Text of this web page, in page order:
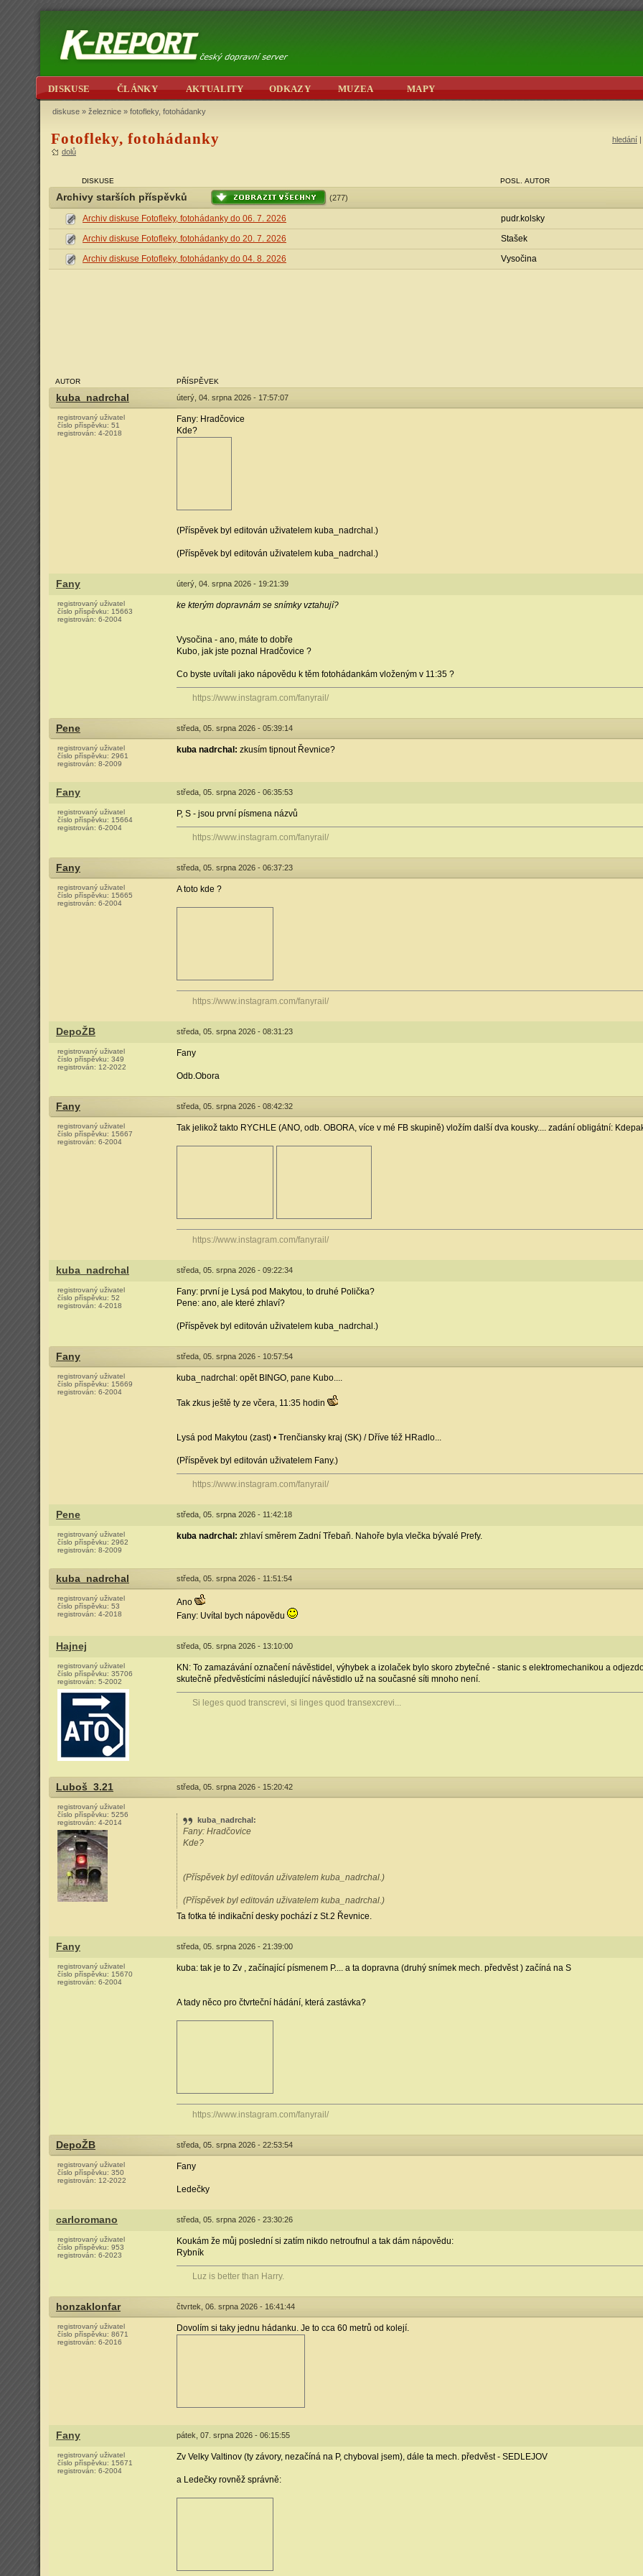
DISKUSE ČLÁNKY AKTUALITY ODKAZY MUZEA MAPY
diskuse » železnice » fotofleky, fotohádanky
Fotofleky, fotohádanky
dolů
hledání |
DISKUSE POSL. AUTOR
Archivy starších příspěvků (277)
Archiv diskuse Fotofleky, fotohádanky do 06. 7. 2026
pudr.kolsky
Archiv diskuse Fotofleky, fotohádanky do 20. 7. 2026
Stašek
Archiv diskuse Fotofleky, fotohádanky do 04. 8. 2026
Vysočina
AUTOR PŘÍSPĚVEK
kuba_nadrchal úterý, 04. srpna 2026 - 17:57:07
registrovaný uživatel
číslo příspěvku: 51
registrován: 4-2018
Fany: Hradčovice
Kde?
(Příspěvek byl editován uživatelem kuba_nadrchal.)
(Příspěvek byl editován uživatelem kuba_nadrchal.)
Fany úterý, 04. srpna 2026 - 19:21:39
registrovaný uživatel
číslo příspěvku: 15663
registrován: 6-2004
ke kterým dopravnám se snímky vztahují?
Vysočina - ano, máte to dobře
Kubo, jak jste poznal Hradčovice ?
Co byste uvítali jako nápovědu k těm fotohádankám vloženým v 11:35 ?
https://www.instagram.com/fanyrail/
Pene středa, 05. srpna 2026 - 05:39:14
registrovaný uživatel
číslo příspěvku: 2961
registrován: 8-2009
kuba nadrchal: zkusím tipnout Řevnice?
Fany středa, 05. srpna 2026 - 06:35:53
registrovaný uživatel
číslo příspěvku: 15664
registrován: 6-2004
P, S - jsou první písmena názvů
https://www.instagram.com/fanyrail/
Fany středa, 05. srpna 2026 - 06:37:23
registrovaný uživatel
číslo příspěvku: 15665
registrován: 6-2004
A toto kde ?
https://www.instagram.com/fanyrail/
DepoŽB středa, 05. srpna 2026 - 08:31:23
registrovaný uživatel
číslo příspěvku: 349
registrován: 12-2022
Fany
Odb.Obora
Fany středa, 05. srpna 2026 - 08:42:32
registrovaný uživatel
číslo příspěvku: 15667
registrován: 6-2004
Tak jelikož takto RYCHLE (ANO, odb. OBORA, více v mé FB skupině) vložím další dva kousky.... zadání obligátní:
https://www.instagram.com/fanyrail/
kuba_nadrchal středa, 05. srpna 2026 - 09:22:34
registrovaný uživatel
číslo příspěvku: 52
registrován: 4-2018
Fany: první je Lysá pod Makytou, to druhé Polička?
Pene: ano, ale které zhlaví?
(Příspěvek byl editován uživatelem kuba_nadrchal.)
Fany středa, 05. srpna 2026 - 10:57:54
registrovaný uživatel
číslo příspěvku: 15669
registrován: 6-2004
kuba_nadrchal: opět BINGO, pane Kubo....
Tak zkus ještě ty ze včera, 11:35 hodin
Lysá pod Makytou (zast) • Trenčiansky kraj (SK) / Dříve též HRadlo...
(Příspěvek byl editován uživatelem Fany.)
https://www.instagram.com/fanyrail/
Pene středa, 05. srpna 2026 - 11:42:18
registrovaný uživatel
číslo příspěvku: 2962
registrován: 8-2009
kuba nadrchal: zhlaví směrem Zadní Třebaň. Nahoře byla vlečka bývalé Prefy.
kuba_nadrchal středa, 05. srpna 2026 - 11:51:54
registrovaný uživatel
číslo příspěvku: 53
registrován: 4-2018
Ano
Fany: Uvítal bych nápovědu
Hajnej středa, 05. srpna 2026 - 13:10:00
registrovaný uživatel
číslo příspěvku: 35706
registrován: 5-2002
KN: To zamazávání označení návěstidel, výhybek a izolaček bylo skoro zbytečné - stanic s elektromechanikou a
skutečně předvěstícími následující návěstidlo už na současné síti mnoho není.
Si leges quod transcrevi, si linges quod transexcrevi...
Luboš_3.21 středa, 05. srpna 2026 - 15:20:42
registrovaný uživatel
číslo příspěvku: 5256
registrován: 4-2014 kuba_nadrchal:
Fany: Hradčovice
Kde?
(Příspěvek byl editován uživatelem kuba_nadrchal.)
(Příspěvek byl editován uživatelem kuba_nadrchal.)
Ta fotka té indikační desky pochází z St.2 Řevnice.
Fany středa, 05. srpna 2026 - 21:39:00
registrovaný uživatel
číslo příspěvku: 15670
registrován: 6-2004
kuba: tak je to Zv , začínající písmenem P.... a ta dopravna (druhý snímek mech. předvěst ) začíná na S
A tady něco pro čtvrteční hádání, která zastávka?
https://www.instagram.com/fanyrail/
DepoŽB středa, 05. srpna 2026 - 22:53:54
registrovaný uživatel
číslo příspěvku: 350
registrován: 12-2022
Fany
Ledečky
carloromano středa, 05. srpna 2026 - 23:30:26
registrovaný uživatel
číslo příspěvku: 953
registrován: 6-2023
Koukám že můj poslední si zatím nikdo netroufnul a tak dám nápovědu:
Rybník
Luz is better than Harry.
honzaklonfar čtvrtek, 06. srpna 2026 - 16:41:44
registrovaný uživatel
číslo příspěvku: 8671
registrován: 6-2016
Dovolím si taky jednu hádanku. Je to cca 60 metrů od kolejí.
Fany pátek, 07. srpna 2026 - 06:15:55
registrovaný uživatel
číslo příspěvku: 15671
registrován: 6-2004
Zv Velky Valtinov (ty závory, nezačíná na P, chyboval jsem), dále ta mech. předvěst - SEDLEJOV
a Ledečky rovněž správně: